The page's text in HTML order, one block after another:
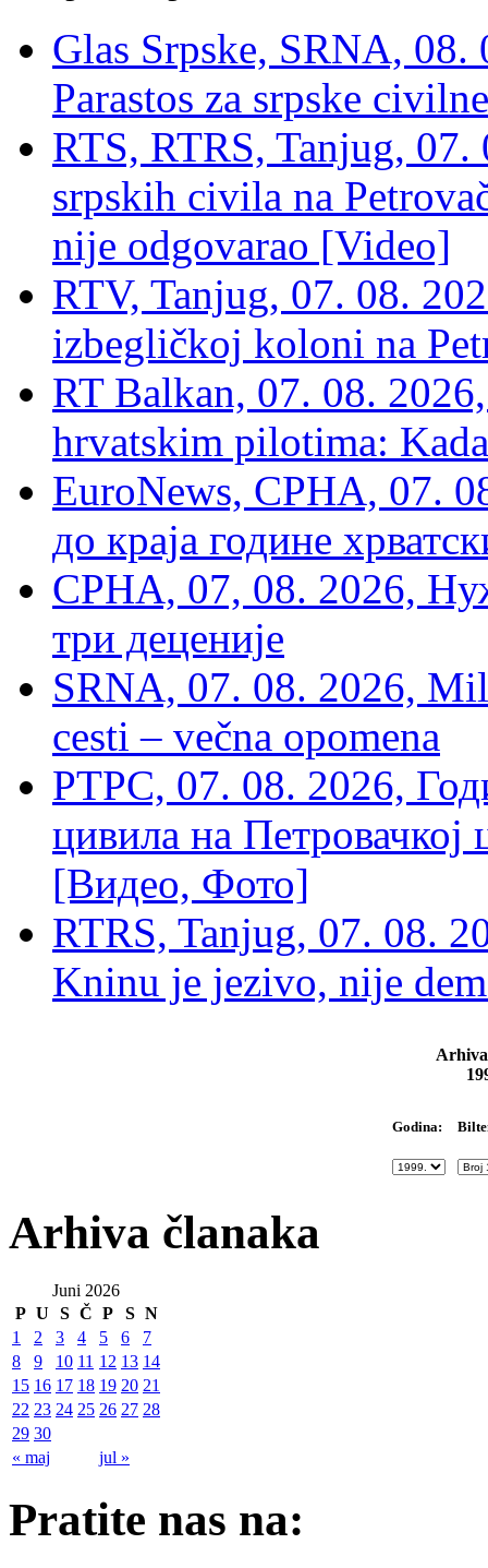
Glas Srpske, SRNA,
Parastos za srpske
RTS, RTRS, Tanjug,
srpskih civila na
nije odgovarao [Video]
RTV, Tanjug, 07. 08.
izbegličkoj koloni na
RT Balkan, 07. 08.
hrvatskim pilotima:
EuroNews, СРНА, 07.
до краја године
СРНА, 07, 08. 2026,
три деценије
SRNA, 07. 08. 2026,
cesti – večna opomena
РТРС, 07. 08. 2026,
цивила на Петровачкој
[Видео, Фото]
RTRS, Tanjug, 07. 08.
Kninu je jezivo, nije
Godina:
Arhiva članaka
Juni 2026
P U S Č P S N
« maj jul »
1 2 3 4 5 6
7
8
9 10 11 12 13 14
15 16 17 18 19 20 21
22 23 24 25 26 27 28
29 30
Pratite nas na: